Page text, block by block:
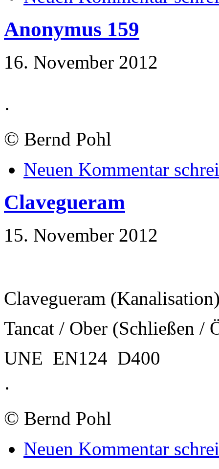
Anonymus 159
16. November 2012
·
© Bernd Pohl
Neuen Kommentar
Clavegueram
15. November 2012
Clavegueram
Tancat / Ober (Schließen /
UNE EN124 D400
·
© Bernd Pohl
Neuen Kommentar